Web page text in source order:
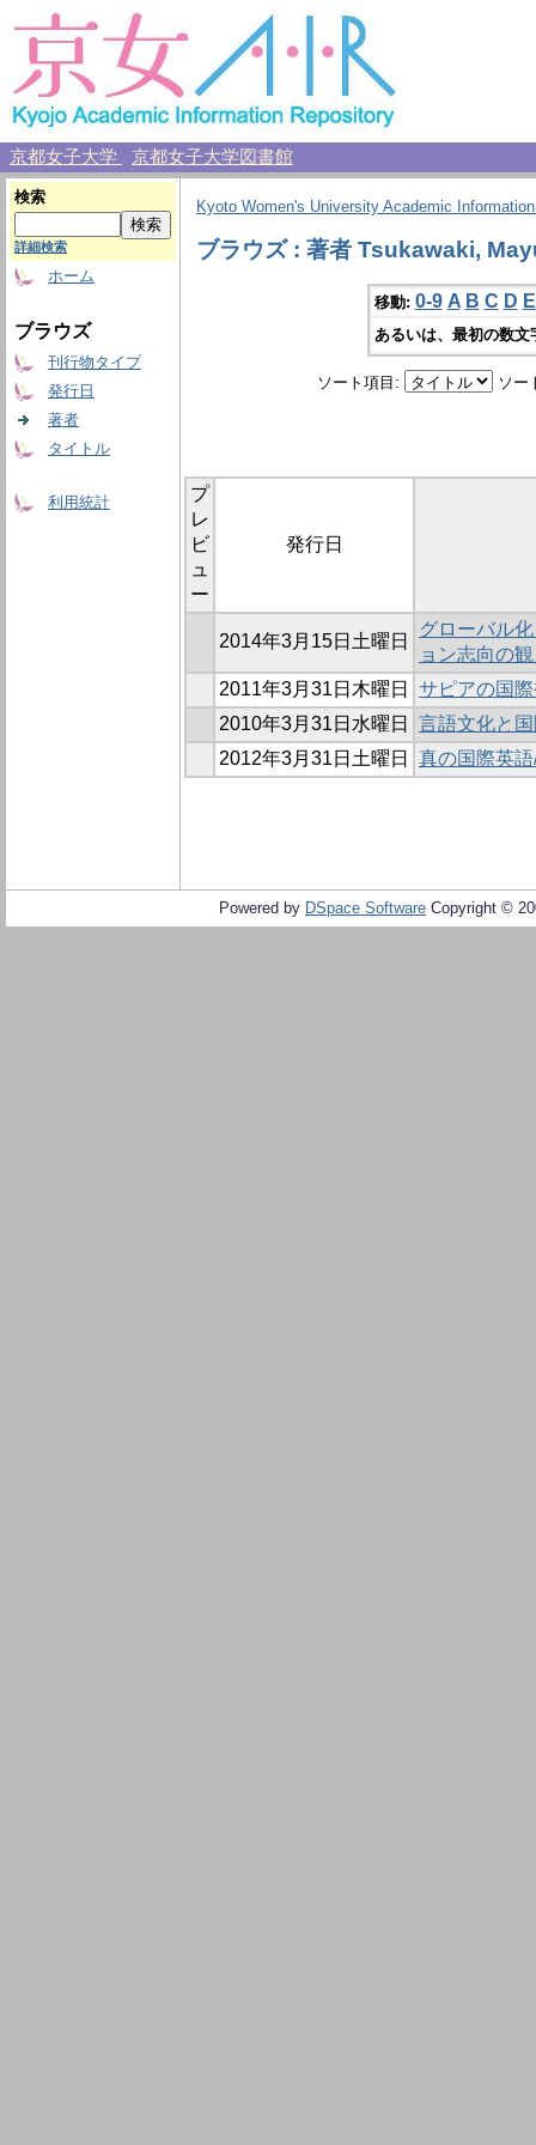
京都女子大学 京都女子大学図書館
検索
詳細検索
ホーム
ブラウズ
刊行物タイプ
発行日
著者
タイトル
利用統計
Kyoto Women's University Academic
ブラウズ : 著者 Tsukawaki,
移動: 0-9 A B C D E
あるいは、最初の数
ソート項目: ソー
プ
レ
ビ
ュ
ー
発行日
2014年3月15日土曜日
グローバル
ョン志向の
2011年3月31日木曜日
サピアの国
2010年3月31日水曜日
言語文化と
2012年3月31日土曜日
真の国際英
Powered by DSpace Software Copyright ©